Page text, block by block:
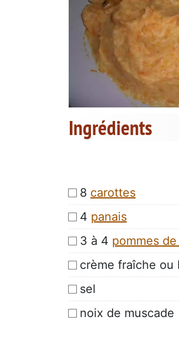
Ingrédients
8 carottes
4 panais
3 à 4 pommes
crème fraîche ou
sel
noix de muscade